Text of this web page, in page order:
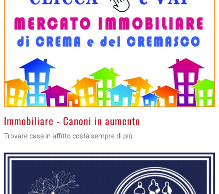
>Immobiliare - Canoni in aumento
Trovare casa in affitto costa sempre di più